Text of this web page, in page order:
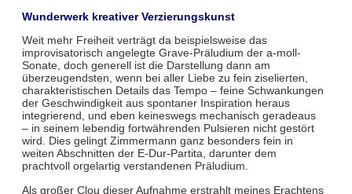
Wunderwerk kreativer Verzierungskunst
Weit mehr Freiheit verträgt da beispielsweise das
improvisatorisch angelegte Grave-Präludium der a-moll-
Sonate, doch generell ist die Darstellung dann am
überzeugendsten, wenn bei aller Liebe zu fein ziselierten,
charakteristischen Details das Tempo – feine Schwankungen
der Geschwindigkeit aus spontaner Inspiration heraus
integrierend, und eben keineswegs mechanisch geradeaus
– in seinem lebendig fortwährenden Pulsieren nicht gestört
wird. Dies gelingt Zimmermann ganz besonders fein in
weiten Abschnitten der E-Dur-Partita, darunter dem
prachtvoll orgelartig verstandenen Präludium.
Als großer Clou dieser Aufnahme erstrahlt meines Erachtens